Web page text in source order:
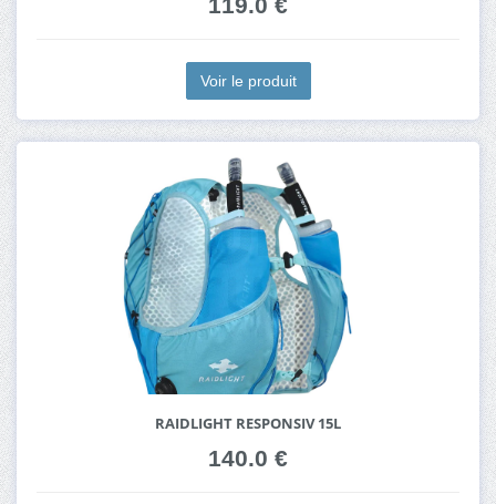
119.0 €
Voir le produit
RAIDLIGHT RESPONSIV 15L
140.0 €